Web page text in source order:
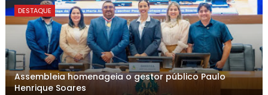
DESTAQUE
Assembleia homenageia o gestor público Paulo
Henrique Soares